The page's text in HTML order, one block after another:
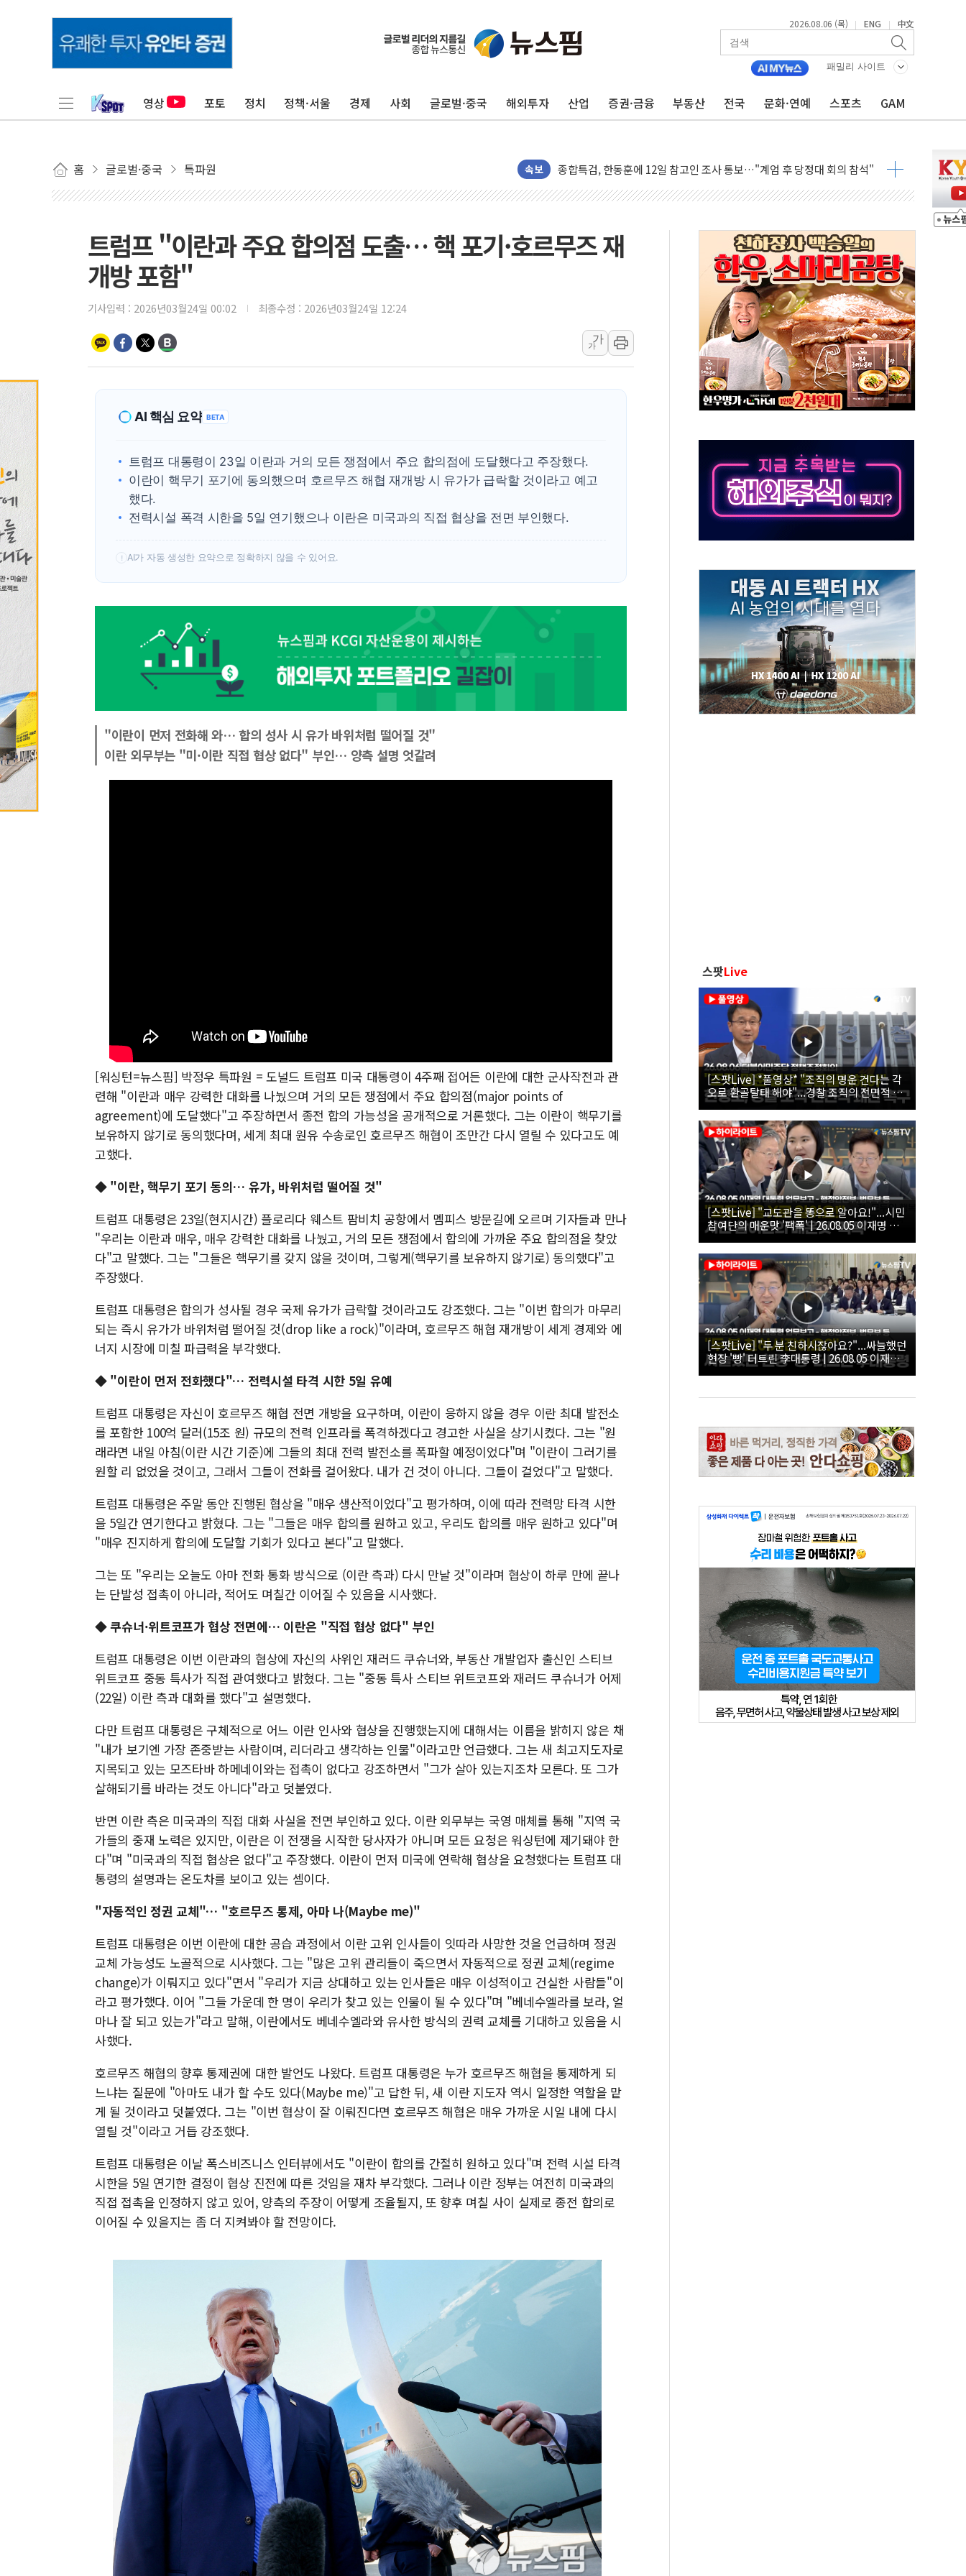
2026.08.06 (목) | ENG | 中文
패밀리 사이트
영상 포토 정치 정책·서울 경제 사회 글로벌·중국 해외투자 산업 증권·금융 부동산 전국 문화·연예 스포츠 GAM
홈 글로벌·중국 특파원 속보
다임바이오, 정부 R&D 과제 선정
반도체 호조에 6월 경상수지 '역대 최대'…한은 "연간 전망치 웃돌 듯"
헥토파이낸셜, 상반기 영업익 137억원 '역대 최대'
애드포러스, 인큐베타와 'DV360' 활용 계약
유소년교육연구소, 충남교육청과 독서교육 사업 착수
"트럼프의 '先 호르무즈·後 핵협상' 전략, 이란에 주도권 넘길 위험"
허장 차관 "소부장, 국산화 넘어 세계 최고 기술 선점 전략으로"
[종합] 해수부, 신청사 부지 '부산 동구' 낙점…부산 북항에 짓는다
[컨콜] 카카오, "AI, 인프라보다는 일상에 투자할 계획"
LG헬로비전, 2분기 영업익 72% 감소…매출도 31% 뒷걸음
태명실업, 표준협회 환경·안전경영 인증..."현장 관리체계 고도화"
디투엔지니어링, 한국ESG경영대상 중견기업 부문 최우수상 수상
KCC "기록적 폭염에 열 차단 도료 문의 5배 증가"
아모레퍼시픽 에스트라, 유로모니터 선정 '한국 1위 더마 브랜드'
폭염이 부른 갈등…배달기사·카페 점주 '흉기 위협' 시비에 경찰 조사
이문아이파크자이 보류지 14가구 나왔다…'국평' 17억원대
트럼프 "이란과 주요 합의점 도출… 핵 포기·호르무즈 재
개방 포함"
기사입력 : 2026년03월24일 00:02 최종수정 : 2026년03월24일 12:24
가
가
AI 핵심 요약 BETA
트럼프 대통령이 23일 이란과 거의 모든 쟁점에서 주요 합의점에 도달했다고 주장했다.
이란이 핵무기 포기에 동의했으며 호르무즈 해협 재개방 시 유가가 급락할 것이라고 예고
했다.
전력시설 폭격 시한을 5일 연기했으나 이란은 미국과의 직접 협상을 전면 부인했다.
! AI가 자동 생성한 요약으로 정확하지 않을 수 있어요.
"이란이 먼저 전화해 와… 합의 성사 시 유가 바위처럼 떨어질 것"
이란 외무부는 "미·이란 직접 협상 없다" 부인… 양측 설명 엇갈려
[워싱턴=뉴스핌] 박정우 특파원 = 도널드 트럼프 미국 대통령이 4주째 접어든 이란에 대한 군사작전과 관
련해 "이란과 매우 강력한 대화를 나눴으며 거의 모든 쟁점에서 주요 합의점(major points of
agreement)에 도달했다"고 주장하면서 종전 합의 가능성을 공개적으로 거론했다. 그는 이란이 핵무기를
보유하지 않기로 동의했다며, 세계 최대 원유 수송로인 호르무즈 해협이 조만간 다시 열릴 수 있다고도 예
고했다.
◆ "이란, 핵무기 포기 동의… 유가, 바위처럼 떨어질 것"
트럼프 대통령은 23일(현지시간) 플로리다 웨스트 팜비치 공항에서 멤피스 방문길에 오르며 기자들과 만나
"우리는 이란과 매우, 매우 강력한 대화를 나눴고, 거의 모든 쟁점에서 합의에 가까운 주요 합의점을 찾았
다"고 말했다. 그는 "그들은 핵무기를 갖지 않을 것이며, 그렇게(핵무기를 보유하지 않기로) 동의했다"고
주장했다.
트럼프 대통령은 합의가 성사될 경우 국제 유가가 급락할 것이라고도 강조했다. 그는 "이번 합의가 마무리
되는 즉시 유가가 바위처럼 떨어질 것(drop like a rock)"이라며, 호르무즈 해협 재개방이 세계 경제와 에
너지 시장에 미칠 파급력을 부각했다.
◆ "이란이 먼저 전화했다"… 전력시설 타격 시한 5일 유예
트럼프 대통령은 자신이 호르무즈 해협 전면 개방을 요구하며, 이란이 응하지 않을 경우 이란 최대 발전소
를 포함한 100억 달러(15조 원) 규모의 전력 인프라를 폭격하겠다고 경고한 사실을 상기시켰다. 그는 "원
래라면 내일 아침(이란 시간 기준)에 그들의 최대 전력 발전소를 폭파할 예정이었다"며 "이란이 그러기를
원할 리 없었을 것이고, 그래서 그들이 전화를 걸어왔다. 내가 건 것이 아니다. 그들이 걸었다"고 말했다.
트럼프 대통령은 주말 동안 진행된 협상을 "매우 생산적이었다"고 평가하며, 이에 따라 전력망 타격 시한
을 5일간 연기한다고 밝혔다. 그는 "그들은 매우 합의를 원하고 있고, 우리도 합의를 매우 원하고 있다"며
"매우 진지하게 합의에 도달할 기회가 있다고 본다"고 말했다.
그는 또 "우리는 오늘도 아마 전화 통화 방식으로 (이란 측과) 다시 만날 것"이라며 협상이 하루 만에 끝나
는 단발성 접촉이 아니라, 적어도 며칠간 이어질 수 있음을 시사했다.
◆ 쿠슈너·위트코프가 협상 전면에… 이란은 "직접 협상 없다" 부인
트럼프 대통령은 이번 이란과의 협상에 자신의 사위인 재러드 쿠슈너와, 부동산 개발업자 출신인 스티브
위트코프 중동 특사가 직접 관여했다고 밝혔다. 그는 "중동 특사 스티브 위트코프와 재러드 쿠슈너가 어제
(22일) 이란 측과 대화를 했다"고 설명했다.
다만 트럼프 대통령은 구체적으로 어느 이란 인사와 협상을 진행했는지에 대해서는 이름을 밝히지 않은 채
"내가 보기엔 가장 존중받는 사람이며, 리더라고 생각하는 인물"이라고만 언급했다. 그는 새 최고지도자로
지목되고 있는 모즈타바 하메네이와는 접촉이 없다고 강조하면서 "그가 살아 있는지조차 모른다. 또 그가
살해되기를 바라는 것도 아니다"라고 덧붙였다.​
반면 이란 측은 미국과의 직접 대화 사실을 전면 부인하고 있다. 이란 외무부는 국영 매체를 통해 "지역 국
가들의 중재 노력은 있지만, 이란은 이 전쟁을 시작한 당사자가 아니며 모든 요청은 워싱턴에 제기돼야 한
다"며 "미국과의 직접 협상은 없다"고 주장했다. 이란이 먼저 미국에 연락해 협상을 요청했다는 트럼프 대
통령의 설명과는 온도차를 보이고 있는 셈이다.
"자동적인 정권 교체"… "호르무즈 통제, 아마 나(Maybe me)"
트럼프 대통령은 이번 이란에 대한 공습 과정에서 이란 고위 인사들이 잇따라 사망한 것을 언급하며 정권
교체 가능성도 노골적으로 시사했다. 그는 "많은 고위 관리들이 죽으면서 자동적으로 정권 교체(regime
change)가 이뤄지고 있다"면서 "우리가 지금 상대하고 있는 인사들은 매우 이성적이고 건실한 사람들"이
라고 평가했다. 이어 "그들 가운데 한 명이 우리가 찾고 있는 인물이 될 수 있다"며 "베네수엘라를 보라, 얼
마나 잘 되고 있는가"라고 말해, 이란에서도 베네수엘라와 유사한 방식의 권력 교체를 기대하고 있음을 시
사했다.
호르무즈 해협의 향후 통제권에 대한 발언도 나왔다. 트럼프 대통령은 누가 호르무즈 해협을 통제하게 되
느냐는 질문에 "아마도 내가 할 수도 있다(Maybe me)"고 답한 뒤, 새 이란 지도자 역시 일정한 역할을 맡
게 될 것이라고 덧붙였다. 그는 "이번 협상이 잘 이뤄진다면 호르무즈 해협은 매우 가까운 시일 내에 다시
열릴 것"이라고 거듭 강조했다.
트럼프 대통령은 이날 폭스비즈니스 인터뷰에서도 "이란이 합의를 간절히 원하고 있다"며 전력 시설 타격
시한을 5일 연기한 결정이 협상 진전에 따른 것임을 재차 부각했다. 그러나 이란 정부는 여전히 미국과의
직접 접촉을 인정하지 않고 있어, 양측의 주장이 어떻게 조율될지, 또 향후 며칠 사이 실제로 종전 합의로
이어질 수 있을지는 좀 더 지켜봐야 할 전망이다.
스팟Live
[스팟Live] *풀영상* "조직의 명운 건다는 각
오로 환골탈태 해야"...경찰 조직의 전면적 쇄
신 촉구한 한병도 | 26.08.06 더불어민주당 정
책조정회의
[스팟Live] "교도관을 똥으로 알아요!"...시민
참여단의 매운맛 '팩폭' | 26.08.05 이재명 대
통령 업무보고 - 행정안전부, 법무부, 국무조
정실, 법제처, 인사혁신처
[스팟Live] "두 분 친하시잖아요?"...싸늘했던
현장 '빵' 터트린 李대통령 | 26.08.05 이재명
대통령 업무보고 - 행정안전부, 법무부 등